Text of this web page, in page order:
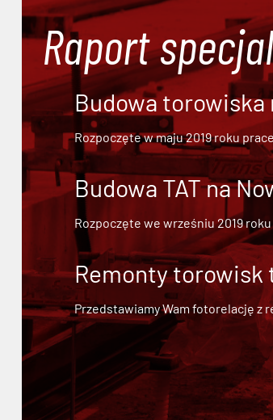
Raport
Budowa torowiska
Rozpoczęte w maju 2019 roku
Budowa TAT na
Rozpoczęte we wrześniu 2019
Remonty torowisk
Przedstawiamy Wam fotorelację z